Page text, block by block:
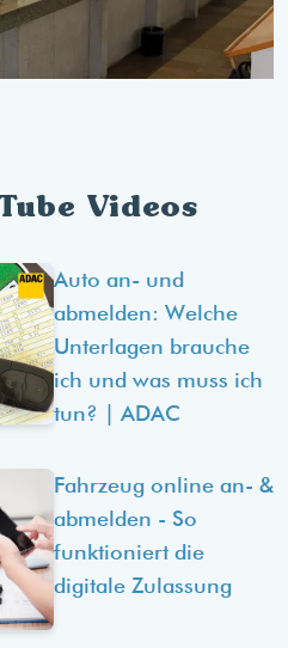
Videos
Auto an- und
abmelden: Welche
Unterlagen brauche
ich und was muss ich
tun? | ADAC
Fahrzeug online an- &
abmelden - So
funktioniert die
digitale Zulassung